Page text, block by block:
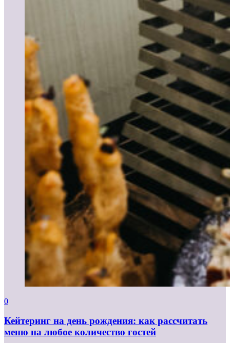
0
Кейтеринг на день рождения: как рассчитать
меню на любое количество гостей